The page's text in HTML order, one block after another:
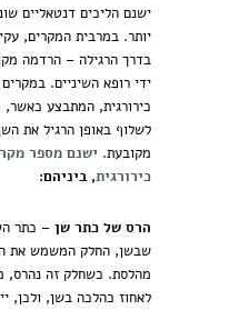
ישנם הליכים דנטאליים
יותר. במרבית המקרים,
בדרך הרגילה – הרדמה
ידי רופא השיניים.
כירורגית, המתבצע כאשר,
לשלוף באופן הרגיל את
מקובעת. ישנם מספר
כירורגית, ביניהם:
הרס של כתר שן – כתר
שבשן, החלק המשמש את
מהלסת. כשחלק זה נהרס,
לאחוז כהלכה בשן, ולכן,